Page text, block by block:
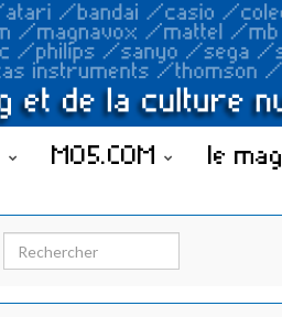
MO5.COM le mag
Search for: